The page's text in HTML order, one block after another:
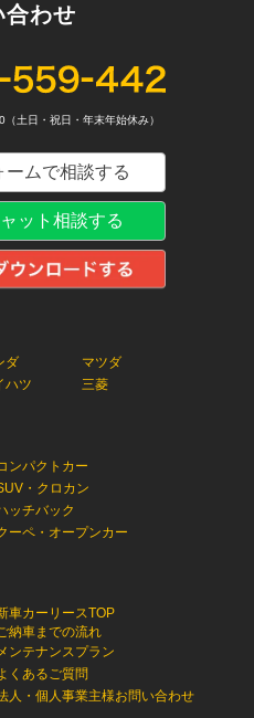
ダ
マツダ
ハツ 三菱
ンパクトカー
・クロカン
ッチバック
ーペ・オープンカー
車カーリースTOP
納車までの流れ
メンテナンスプラン
くあるご質問
人・個人事業主様お問い合わせ
合わせ
土日・祝日・年末年始休み）
ームで相談する
ット相談する